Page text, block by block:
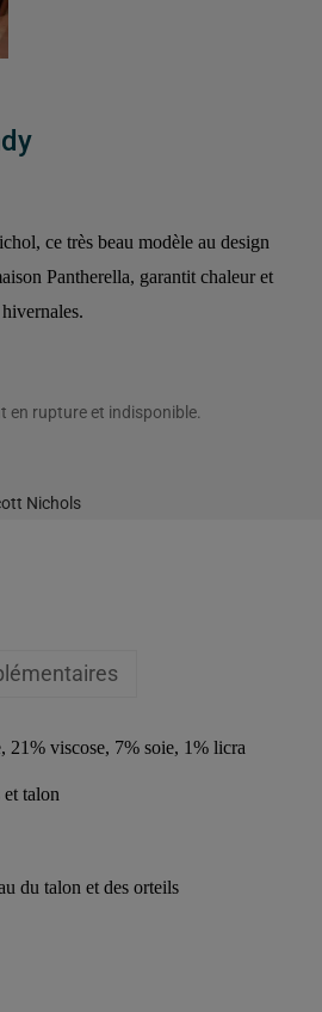
ce très beau modèle au design
Pantherella, garantit chaleur et
en rupture et indisponible.
Nichols
21% viscose, 7% soie, 1% licra
et talon
du talon et des orteils